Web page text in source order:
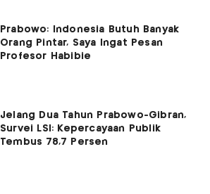
Prabowo: Indonesia Butuh Banyak
Orang Pintar, Saya Ingat Pesan
Profesor Habibie
Jelang Dua Tahun Prabowo-Gibran,
Survei LSI: Kepercayaan Publik
Tembus 78,7 Persen